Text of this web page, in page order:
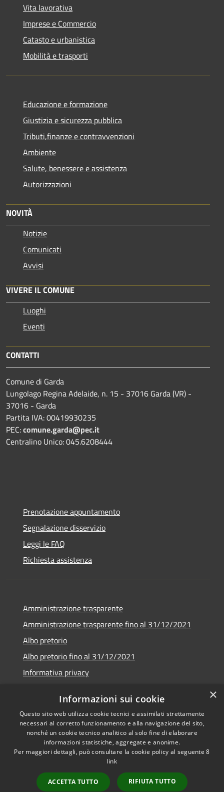
Vita lavorativa
Imprese e Commercio
Catasto e urbanistica
Mobilità e trasporti
Educazione e formazione
Giustizia e sicurezza pubblica
Tributi,finanze e contravvenzioni
Ambiente
Salute, benessere e assistenza
Autorizzazioni
NOVITÀ
Notizie
Comunicati
Avvisi
VIVERE IL COMUNE
Luoghi
Eventi
CONTATTI
Comune di Garda
Lungolago Regina Adelaide, n. 15 - 37016 Garda (VR) -
37016 - Garda
Partita IVA: 00419930235
PEC:comune.garda@pec.it
Centralino Unico: 045.6208444
Prenotazione appuntamento
Segnalazione disservizio
Leggi le FAQ
Richiesta assistenza
Amministrazione trasparente
Amministrazione trasparente fino al 31/12/2021
Albo pretorio
Albo pretorio fino al 31/12/2021
Informativa privacy
Dichiarazione di accessibilità
RSS
Copyright © 2026 • Comune di
Municipium•
Accesso
×
Informazioni sui cookie
Questo sito web utilizza cookie tecnici e assimilati strettamente
necessari al corretto funzionamento e alla navigazione del sito,
nonché un cookie tecnico analitico al solo fine di elaborare
informazioni statistiche, aggregate e anonime.
Per maggiori dettagli, può consultare la cookie policy al seguente8
link
ACCETTA TUTTO RIFIUTA TUTTO